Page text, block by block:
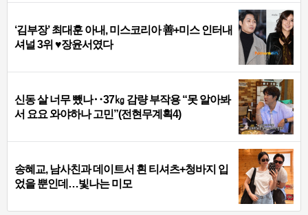
‘김부장’ 최대훈 아내, 미스코리아 善+미스 인터내
셔널 3위 ♥장윤서였다
신동 살 너무 뺐나‥37㎏ 감량 부작용 “못 알아봐
서 요요 와야하나 고민”(전현무계획4)
송혜교, 남사친과 데이트서 흰 티셔츠+청바지 입
었을 뿐인데…빛나는 미모